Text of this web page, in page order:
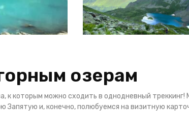
озерам
к которым можно сходить в однодневный треккинг!
и, конечно, полюбуемся на визитную